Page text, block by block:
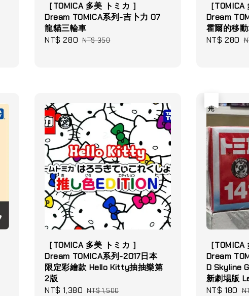
［TOMICA 多美 トミカ ］
Dream TOMICA系列-吉卜力 07
龍貓三輪車
Sale
NT$ 280 Regular
NT$ 350
［
Dream
霍爾的移
Sale
NT$ 280
［TOMICA 多美 トミカ ］
Dream TOMICA系列-2017日本
限定彩繪款 Hello Kitty抽抽樂第
2版
Sale
NT$ 1,380 Regular
NT$ 1,500
［
Dream
D Skyline
新劇場版
Sale
NT$ 180